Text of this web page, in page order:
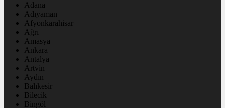
Adana
Adıyaman
Afyonkarahisar
Ağrı
Amasya
Ankara
Antalya
Artvin
Aydın
Balıkesir
Bilecik
Bingöl